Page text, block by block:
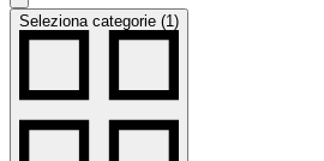
Seleziona categorie (1)